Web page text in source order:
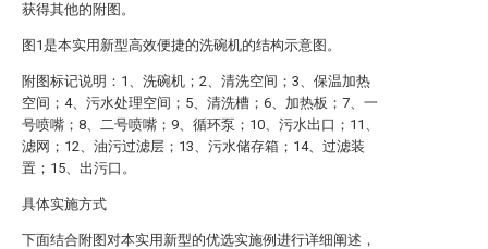
获得其他的附图。
图1是本实用新型高效便捷的洗碗机的结构示意图。
附图标记说明：1、洗碗机；2、清洗空间；3、保温加热
空间；4、污水处理空间；5、清洗槽；6、加热板；7、一
号喷嘴；8、二号喷嘴；9、循环泵；10、污水出口；11、
滤网；12、油污过滤层；13、污水储存箱；14、过滤装
置；15、出污口。
具体实施方式
下面结合附图对本实用新型的优选实施例进行详细阐述，